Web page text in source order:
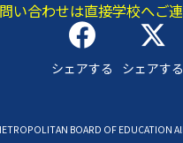
い合わせは直接学校へご
シェアする シェアする
BOARD OF EDUCATION